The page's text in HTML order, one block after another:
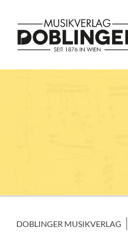
DOBLINGER MUSIKVERLAG